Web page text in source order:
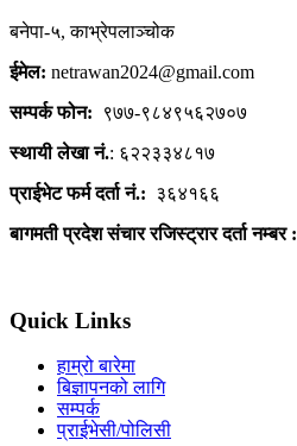
बनेपा-५, काभ्रेपलाञ्चोक
ईमेल: netrawan2024@gmail.com
सम्पर्क फोन:
९७७-९८४९५६२७०७
स्थायी लेखा नं.: ६२२३३४८१७
प्राईभेट फर्म दर्ता नं.: ३६४१६६
बागमती प्रदेश संचार रजिस्ट्रार दर्ता नम्बर :
Quick Links
हाम्रो बारेमा
बिज्ञापनको लागि
सम्पर्क
प्राईभेसी/पोलिसी